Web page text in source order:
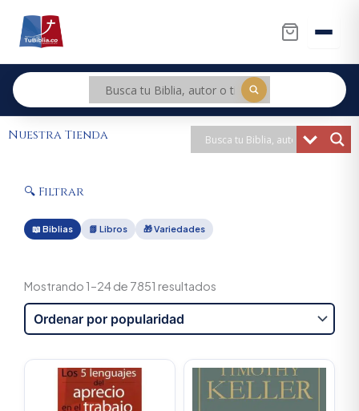
contenido
Nuestra Tienda
🔍 Filtrar
📖 Biblias 📗 Libros 🎁 Variedades
Mostrando 1–24 de 7851 resultados